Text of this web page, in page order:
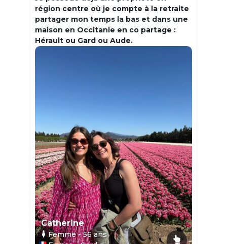
région centre où je compte à la retraite
partager mon temps la bas et dans une
maison en Occitanie en co partage :
Hérault ou Gard ou Aude.
Catherine
Femme- 56ans